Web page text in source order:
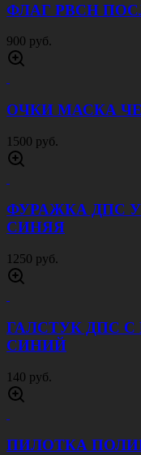
ФЛАГ РВСН
900 руб.
ОЧКИ МАСКА
1500 руб.
ФУРАЖКА ДПС
СИНЯЯ
1250 руб.
ГАЛСТУК ДПС
СИНИЙ
140 руб.
ПИЛОТКА